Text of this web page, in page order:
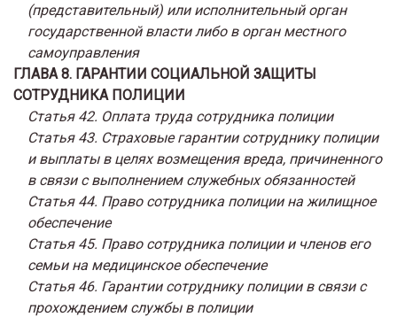
(представительный) или исполнительный орган
государственной власти либо в орган местного
самоуправления
ГЛАВА 8. ГАРАНТИИ СОЦИАЛЬНОЙ ЗАЩИТЫ
СОТРУДНИКА ПОЛИЦИИ
Статья 42. Оплата труда сотрудника полиции
Статья 43. Страховые гарантии сотруднику полиции
и выплаты в целях возмещения вреда, причиненного
в связи с выполнением служебных обязанностей
Статья 44. Право сотрудника полиции на жилищное
обеспечение
Статья 45. Право сотрудника полиции и членов его
семьи на медицинское обеспечение
Статья 46. Гарантии сотруднику полиции в связи с
прохождением службы в полиции